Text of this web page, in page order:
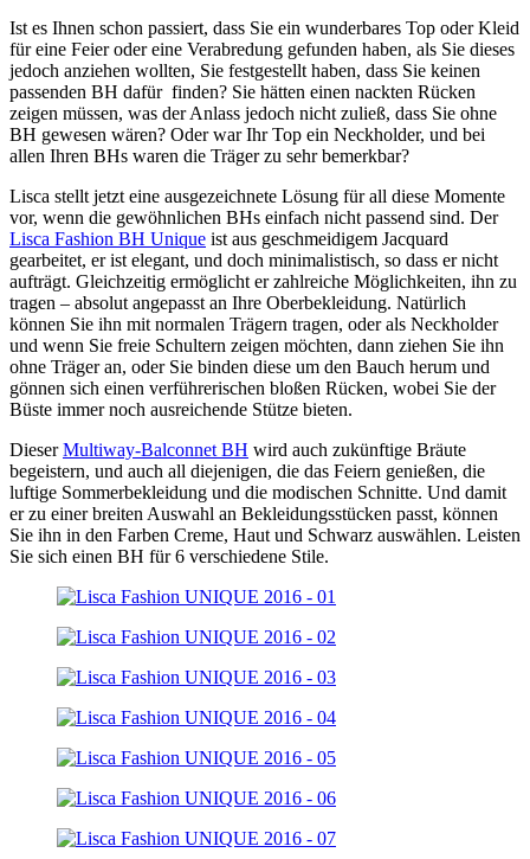
Ist es Ihnen schon passiert, dass Sie ein wunderbares Top oder Kleid
für eine Feier oder eine Verabredung gefunden haben, als Sie dieses
jedoch anziehen wollten, Sie festgestellt haben, dass Sie keinen
passenden BH dafür finden? Sie hätten einen nackten Rücken
zeigen müssen, was der Anlass jedoch nicht zuließ, dass Sie ohne
BH gewesen wären? Oder war Ihr Top ein Neckholder, und bei
allen Ihren BHs waren die Träger zu sehr bemerkbar?
Lisca stellt jetzt eine ausgezeichnete Lösung für all diese Momente
vor, wenn die gewöhnlichen BHs einfach nicht passend sind. Der
Lisca Fashion BH Unique ist aus geschmeidigem Jacquard
gearbeitet, er ist elegant, und doch minimalistisch, so dass er nicht
aufträgt. Gleichzeitig ermöglicht er zahlreiche Möglichkeiten, ihn zu
tragen – absolut angepasst an Ihre Oberbekleidung. Natürlich
können Sie ihn mit normalen Trägern tragen, oder als Neckholder
und wenn Sie freie Schultern zeigen möchten, dann ziehen Sie ihn
ohne Träger an, oder Sie binden diese um den Bauch herum und
gönnen sich einen verführerischen bloßen Rücken, wobei Sie der
Büste immer noch ausreichende Stütze bieten.
DieserMultiway-Balconnet BH wird auch zukünftige Bräute
begeistern, und auch all diejenigen, die das Feiern genießen, die
luftige Sommerbekleidung und die modischen Schnitte. Und damit
er zu einer breiten Auswahl an Bekleidungsstücken passt, können
Sie ihn in den Farben Creme, Haut und Schwarz auswählen. Leisten
Sie sich einen BH für 6 verschiedene Stile.